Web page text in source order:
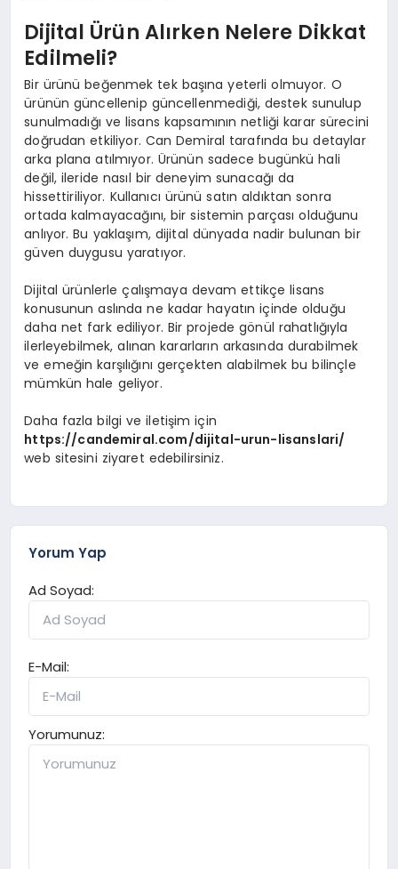
Dijital Ürün Alırken Nelere Dikkat
Edilmeli?
Bir ürünü beğenmek tek başına yeterli olmuyor. O
ürünün güncellenip güncellenmediği, destek sunulup
sunulmadığı ve lisans kapsamının netliği karar sürecini
doğrudan etkiliyor. Can Demiral tarafında bu detaylar
arka plana atılmıyor. Ürünün sadece bugünkü hali
değil, ileride nasıl bir deneyim sunacağı da
hissettiriliyor. Kullanıcı ürünü satın aldıktan sonra
ortada kalmayacağını, bir sistemin parçası olduğunu
anlıyor. Bu yaklaşım, dijital dünyada nadir bulunan bir
güven duygusu yaratıyor.
Dijital ürünlerle çalışmaya devam ettikçe lisans
konusunun aslında ne kadar hayatın içinde olduğu
daha net fark ediliyor. Bir projede gönül rahatlığıyla
ilerleyebilmek, alınan kararların arkasında durabilmek
ve emeğin karşılığını gerçekten alabilmek bu bilinçle
mümkün hale geliyor.
Daha fazla bilgi ve iletişim için
https://candemiral.com/dijital-urun-lisanslari/
web sitesini ziyaret edebilirsiniz.
Yorum Yap
Ad Soyad:
E-Mail:
Yorumunuz: